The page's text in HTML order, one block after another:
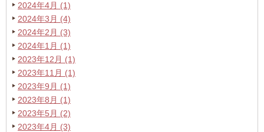
2024年4月 (1)
2024年3月 (4)
2024年2月 (3)
2024年1月 (1)
2023年12月 (1)
2023年11月 (1)
2023年9月 (1)
2023年8月 (1)
2023年5月 (2)
2023年4月 (3)